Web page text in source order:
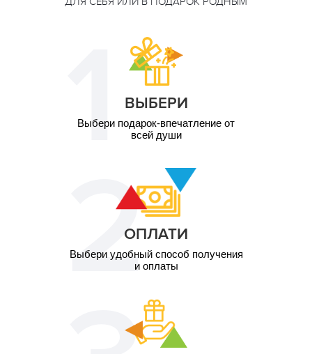
грн
ВЫБЕРИ
Выбери подарок-впечатление от
всей души
ОПЛАТИ
Выбери удобный способ получения
и оплаты